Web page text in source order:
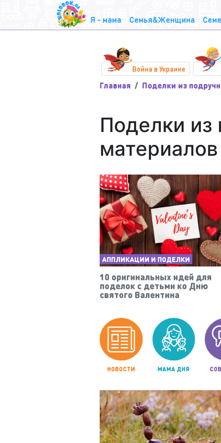
Я - мама Семья&Женщина
Война в Украине
Главная Поделки из
Поделки из
материалов
АППЛИКАЦИИ И ПОДЕЛКИ
10 оригинальных идей для
поделок с детьми ко Дню
святого Валентина
НОВОСТИ МАМА ДНЯ